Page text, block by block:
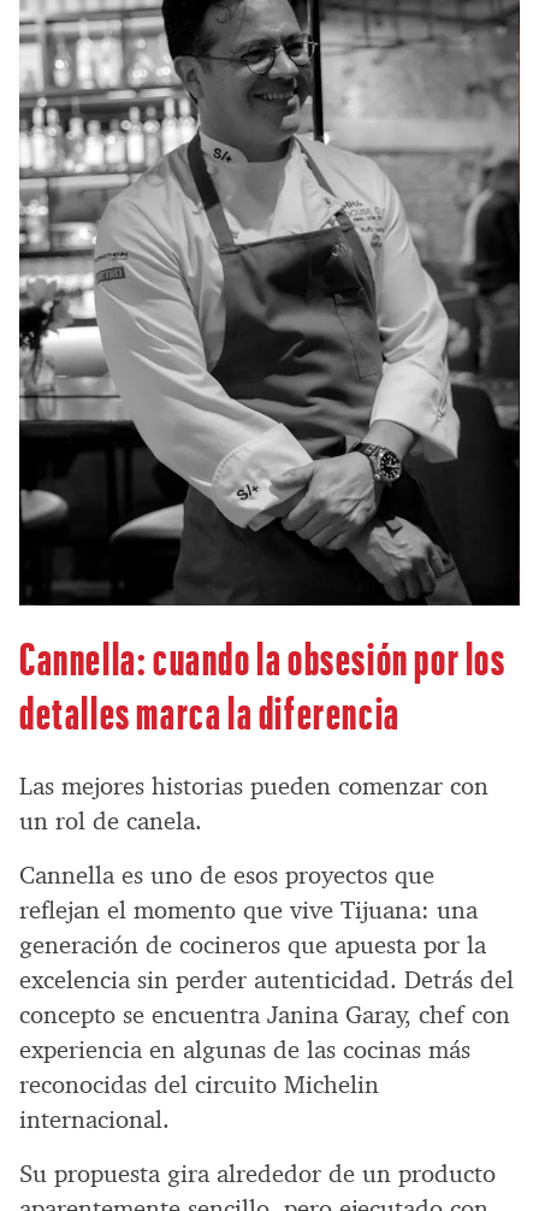
Cannella: cuando la obsesión por los
detalles marca la diferencia
Las mejores historias pueden comenzar con
un rol de canela.
Cannella es uno de esos proyectos que
reflejan el momento que vive Tijuana: una
generación de cocineros que apuesta por la
excelencia sin perder autenticidad. Detrás del
concepto se encuentra Janina Garay, chef con
experiencia en algunas de las cocinas más
reconocidas del circuito Michelin
internacional.
Su propuesta gira alrededor de un producto